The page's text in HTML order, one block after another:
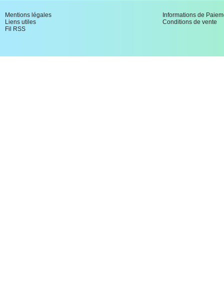
Mentions légales
Liens utiles
Fil RSS
Informations de
Conditions de vente